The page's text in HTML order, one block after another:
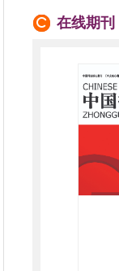
关于召开“
关于召开“
培训（第三
关于召开“
培训（第二
关于召开“
培训（第一
在线期刊